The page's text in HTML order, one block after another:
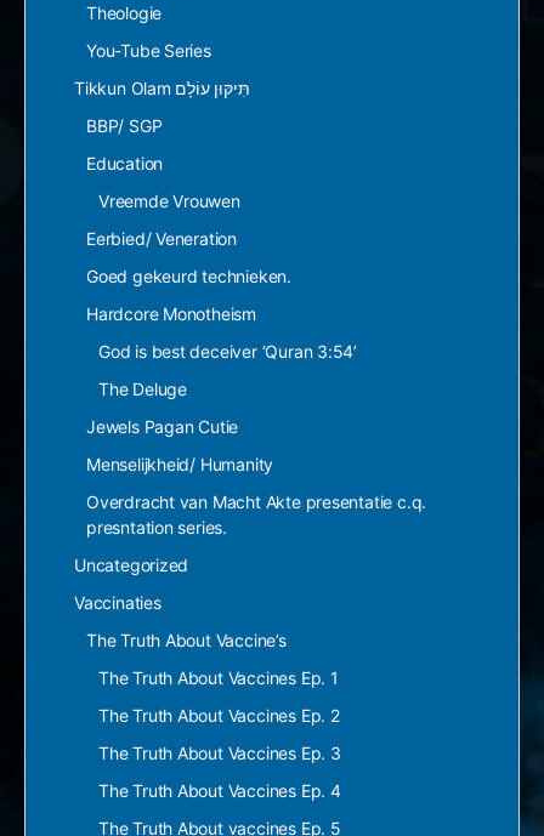
Theologie
You-Tube Series
Tikkun Olam תִּיקּוּן עוֹלָם
BBP/ SGP
Education
Vreemde Vrouwen
Eerbied/ Veneration
Goed gekeurd technieken.
Hardcore Monotheism
God is best deceiver ‘Quran 3:54’
The Deluge
Jewels Pagan Cutie
Menselijkheid/ Humanity
Overdracht van Macht Akte presentatie c.q.
presntation series.
Uncategorized
Vaccinaties
The Truth About Vaccine’s
The Truth About Vaccines Ep. 1
The Truth About Vaccines Ep. 2
The Truth About Vaccines Ep. 3
The Truth About Vaccines Ep. 4
The Truth About vaccines Ep. 5